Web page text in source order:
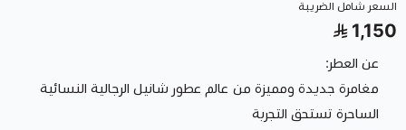
السعر شامل الضريبة
1,150
عن العطر:
مغامرة جديدة ومميزة من عالم عطور شانيل الرجالية النسائية
الساحرة تستحق التجربة